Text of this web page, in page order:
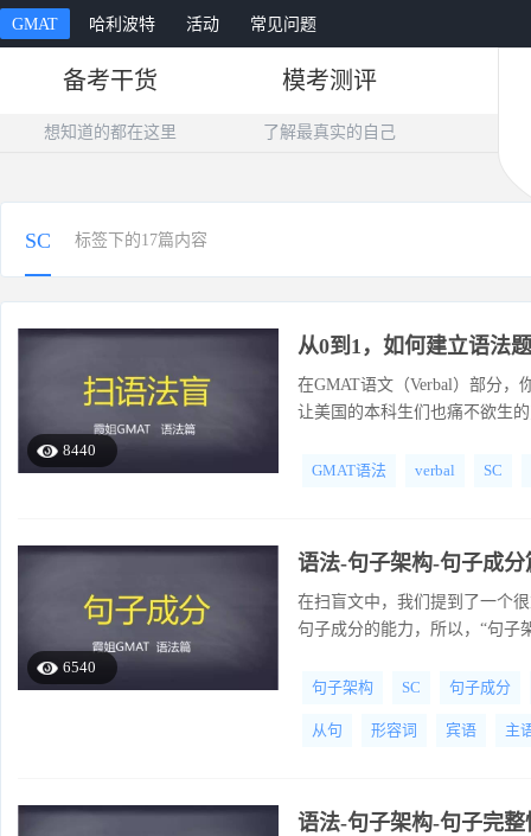
GMAT 哈利波特 活动 常见问题
备考干货 模考测评
想知道的都在这里 了解最真实的自己
SC 标签下的17篇内容
8440
从0到1，如何建立语法
在GMAT语文（Verbal）部分，
让美国的本科生们也痛不欲生
GMAT语法
verbal SC
6540
语法-句子架构-句子成分
在扫盲文中，我们提到了一个
句子成分的能力，所以，“句子
句子架构 SC 句子成分
从句 形容词 宾语 主
语法-句子架构-句子完整